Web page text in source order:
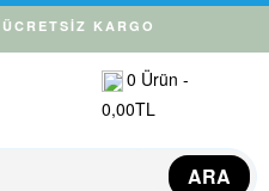
KARGO
0 Ürün -
0,00TL
ARA